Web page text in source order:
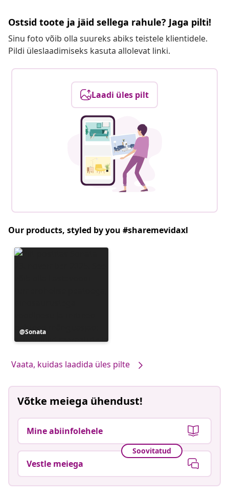
Ostsid toote ja jäid sellega rahule? Jaga pilti!
Sinu foto võib olla suureks abiks teistele klientidele.
Pildi üleslaadimiseks kasuta allolevat linki.
Laadi üles pilt
Our products, styled by you #sharemevidaxl
Postitus
avaldatud
Sonata
Vaata, kuidas laadida üles pilte
Võtke meiega ühendust!
Mine abiinfolehele
Soovitatud
Vestle meiega